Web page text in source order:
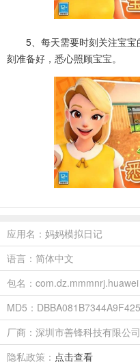
5、每天需要时刻关注宝宝
刻准备好，悉心照顾宝宝。
应用名：妈妈模拟日记
语言：简体中文
包名：com.dz.mmmnrj.huawei
MD5：
厂商：深圳市善锋科技有限公司
隐私政策： 点击查看